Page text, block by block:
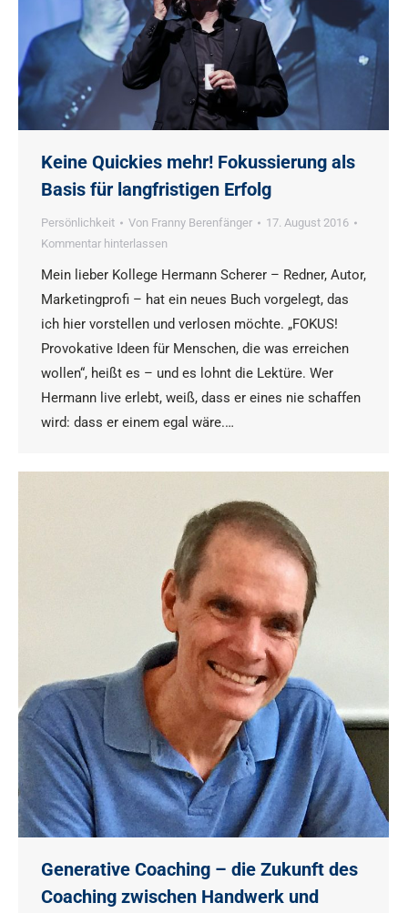
Keine Quickies mehr! Fokussierung als
Basis für langfristigen Erfolg
Persönlichkeit Von Franny Berenfänger
17. August 2016
Kommentar hinterlassen
Mein lieber Kollege Hermann Scherer – Redner, Autor,
Marketingprofi – hat ein neues Buch vorgelegt, das
ich hier vorstellen und verlosen möchte. „FOKUS!
Provokative Ideen für Menschen, die was erreichen
wollen“, heißt es – und es lohnt die Lektüre. Wer
Hermann live erlebt, weiß, dass er eines nie schaffen
wird: dass er einem egal wäre.…
Generative Coaching – die Zukunft des
Coaching zwischen Handwerk und